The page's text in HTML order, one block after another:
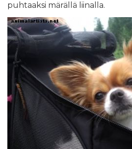
puhtaaksi märällä liinalla.